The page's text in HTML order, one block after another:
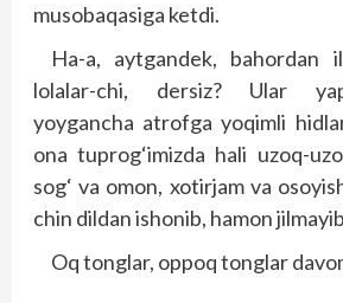
musobaqasiga ketdi.
Ha-a, aytgandek, bahordan
lolalar-chi, dersiz? Ular
yoygancha atrofga yoqimli
ona tuprog‘imizda hali uzoq-
sog‘ va omon, xotirjam va
chin dildan ishonib, hamon
Oq tonglar, oppoq tonglar